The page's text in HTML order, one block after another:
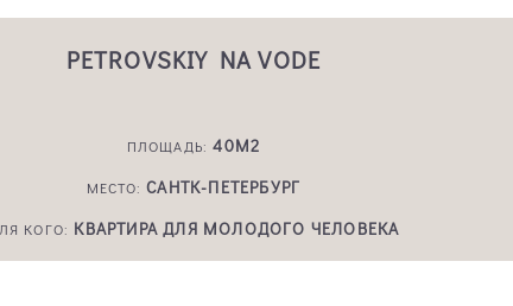
PETROVSKIY NA VODE
ПЛОЩАДЬ:40М2
МЕСТО:САНТК-ПЕТЕРБУРГ
КОГО: КВАРТИРА ДЛЯ МОЛОДОГО ЧЕЛОВЕКА